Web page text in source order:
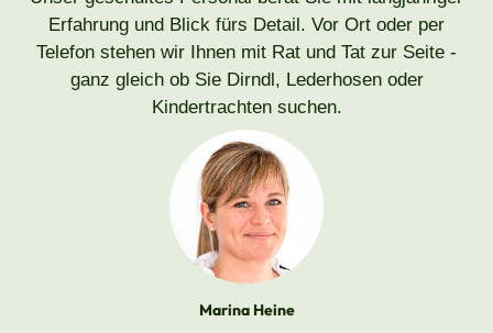
Erfahrung und Blick fürs Detail. Vor Ort oder per
Telefon stehen wir Ihnen mit Rat und Tat zur Seite -
ganz gleich ob Sie Dirndl, Lederhosen oder
Kindertrachten suchen.
Marina Heine